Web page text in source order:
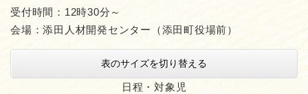
受付時間：12時30分～
会場：添田人材開発センター（添田町役場前）
表のサイズを切り替える
日程・対象児